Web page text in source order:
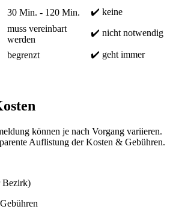
30 Min. - 120 Min. ✔️ keine
muss vereinbart
werden
✔️ nicht notwendig
begrenzt ✔️ geht immer
können je nach Vorgang variieren.
Auflistung der Kosten & Gebühren.
Bezirk)